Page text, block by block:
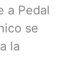
a Pedal
se
la